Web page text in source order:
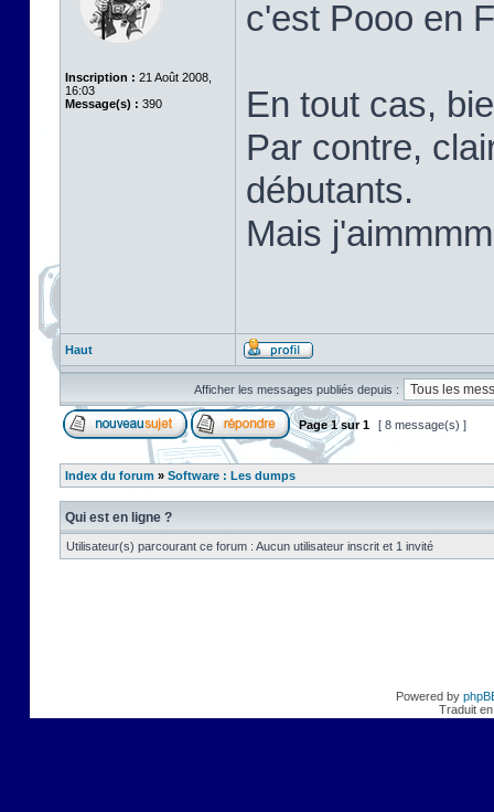
Inscription : 21 Août 2008,
16:03
Message(s) : 390
c'est Pooo en
En tout cas,
Par contre,
débutants.
Mais
Haut
Afficher les messages publiés depuis :
Page1sur1 [ 8 message(s) ]
Index du forum » Software : Les dumps
Qui est en ligne ?
Utilisateur(s) parcourant ce forum : Aucun utilisateur inscrit et 1 invité
Powered by
Traduit